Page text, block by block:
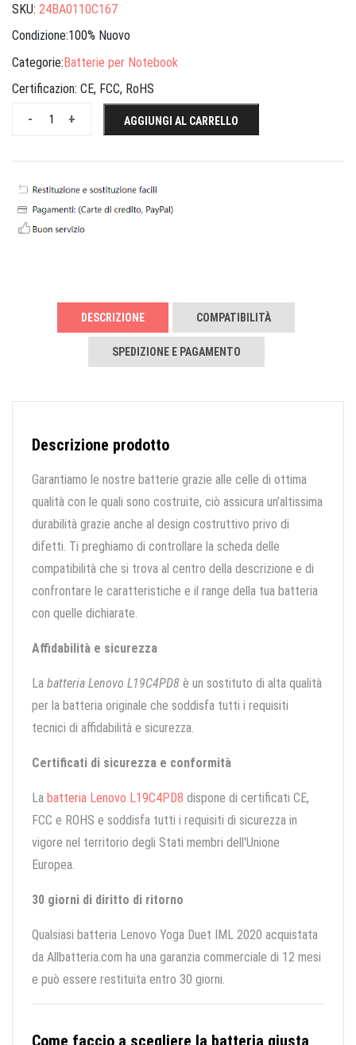
SKU: 24BA0110C167
Condizione:100% Nuovo
Categorie:Batterie per Notebook
Certificazion: CE, FCC, RoHS
+
- AGGIUNGI AL CARRELLO
DESCRIZIONE COMPATIBILITÀ
SPEDIZIONE E PAGAMENTO
Descrizione prodotto
Garantiamo le nostre batterie grazie alle celle di ottima
qualità con le quali sono costruite, ciò assicura un’altissima
durabilità grazie anche al design costruttivo privo di
difetti. Ti preghiamo di controllare la scheda delle
compatibilità che si trova al centro della descrizione e di
confrontare le caratteristiche e il range della tua batteria
con quelle dichiarate.
Affidabilità e sicurezza
La batteria Lenovo L19C4PD8 è un sostituto di alta qualità
per la batteria originale che soddisfa tutti i requisiti
tecnici di affidabilità e sicurezza.
Certificati di sicurezza e conformità
La batteria Lenovo L19C4PD8 dispone di certificati CE,
FCC e ROHS e soddisfa tutti i requisiti di sicurezza in
vigore nel territorio degli Stati membri dell'Unione
Europea.
30 giorni di diritto di ritorno
Qualsiasi batteria Lenovo Yoga Duet IML 2020 acquistata
da Allbatteria.com ha una garanzia commerciale di 12 mesi
e può essere restituita entro 30 giorni.